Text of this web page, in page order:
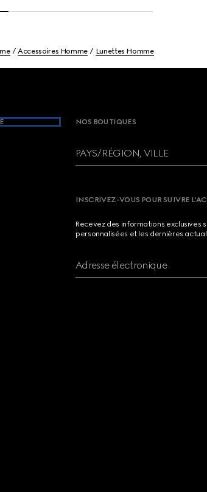
Accessoires Homme Lunettes Homme
NOS BOUTIQUES
PAYS/RÉGION, VILLE
INSCRIVEZ-VOUS POUR SUIVRE
Recevez des informations exclusives
personnalisées et les dernières
Adresse électronique